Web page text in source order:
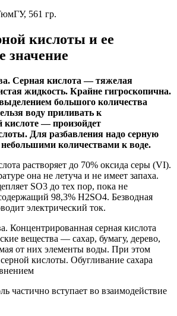
561 гр.
кислоты и ее
значение
Серная кислота — тяжелая
жидкость. Крайне гигроскопична.
большого количества
воду приливать к
кислоте — произойдет
Для разбавления надо серную
количествами к воде.
растворяет до 70% оксида серы (VI).
она не летуча и не имеет запаха.
SO3 до тех пор, пока не
98,3% H2SO4. Безводная
электрический ток.
Концентрированная серная кислота
вещества — сахар, бумагу, дерево,
от них элементы воды. При этом
кислоты. Обугливание сахара
частично вступает во взаимодействие